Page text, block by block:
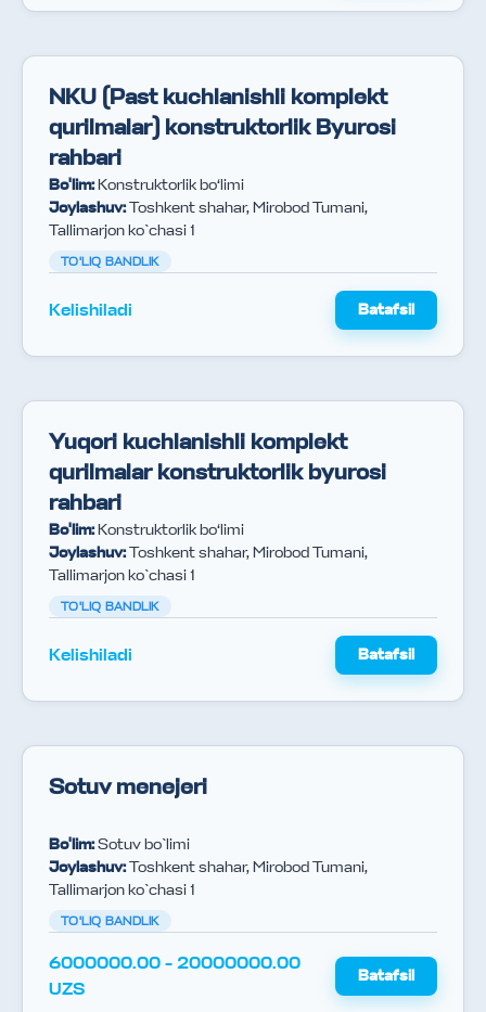
NKU (Past kuchlanishli komplekt
qurilmalar) konstruktorlik Byurosi
rahbari
Bo'lim:Konstruktorlik bo‘limi
Joylashuv:Toshkent shahar, Mirobod Tumani,
Tallimarjon ko`chasi 1
TO'LIQ BANDLIK
Kelishiladi Batafsil
Yuqori kuchlanishli komplekt
qurilmalar konstruktorlik byurosi
rahbari
Bo'lim:Konstruktorlik bo‘limi
Joylashuv:Toshkent shahar, Mirobod Tumani,
Tallimarjon ko`chasi 1
TO'LIQ BANDLIK
Kelishiladi Batafsil
Sotuv menejeri
Bo'lim:Sotuv bo`limi
Joylashuv:Toshkent shahar, Mirobod Tumani,
Tallimarjon ko`chasi 1
TO'LIQ BANDLIK
6000000.00 - 20000000.00
UZS
Batafsil